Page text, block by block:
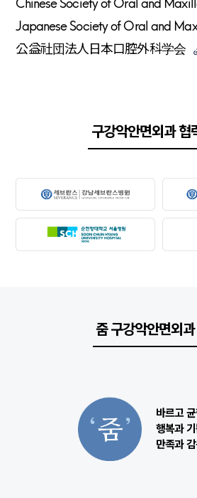
Japanese Society of Oral and
公益社団法人日本口腔外科学会
구강악안면외과 협
줌 구강악안면외과
바르고
행복과
만족과